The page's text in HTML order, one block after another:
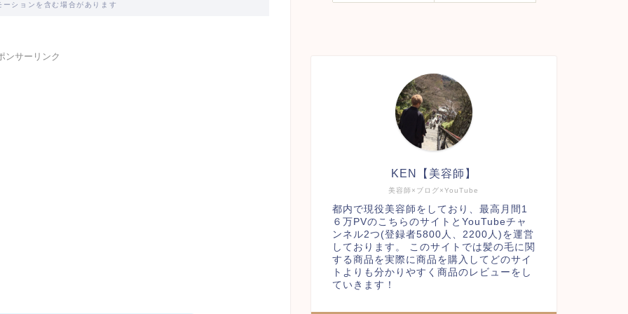
ーションを含む場合があります
ンサーリンク
美容師×ブログ×YouTube
KEN【美容師】
都内で現役美容師をしており、最高月間1
６万PVのこちらのサイトとYouTubeチャ
ンネル2つ(登録者5800人、2200人)を運営
しております。 このサイトでは髪の毛に関
する商品を実際に商品を購入してどのサイ
トよりも分かりやすく商品のレビューをし
ていきます！